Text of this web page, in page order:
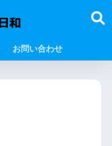
お問い合わせ